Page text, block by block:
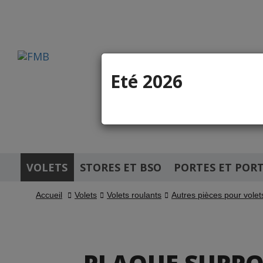
VOLETS STORES ET BSO PORTES ET
Site réservé
Accueil Volets Volets roulants Autres pièces pour
Eté 2026